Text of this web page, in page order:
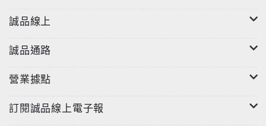
誠品線上
誠品通路
營業據點
訂閱誠品線上電子報